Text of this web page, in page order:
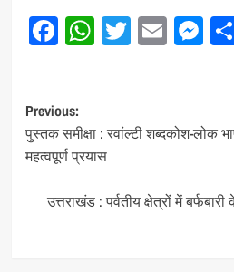
Facebook
WhatsApp
Twitter
Email
Post
navigation
Previous:
पुस्तक समीक्षा : रवांल्टी शब्दकोश-लोक
महत्वपूर्ण प्रयास
उत्तराखंड : पर्वतीय क्षेत्रों में